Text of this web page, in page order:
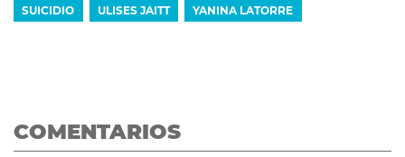
SUICIDIO ULISES JAITT YANINA LATORRE
COMENTARIOS